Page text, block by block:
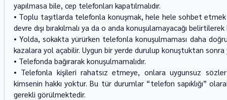
yapılmasa bile, cep telefonları kapatılmalıdır.
• Toplu taşıtlarda telefonla konuşmak, hele hele sohbet
devre dışı bırakılmalı ya da o anda konuşulamayacağı belirtilerek
• Yolda, sokakta yürürken telefonla konuşulmaması daha
kazalara yol açabilir. Uygun bir yerde durulup konuştuktan
• Telefonda bağırarak konuşulmamalıdır.
• Telefonla kişileri rahatsız etmeye, onlara uygunsuz
kimsenin hakkı yoktur. Bu tür durumlar “telefon sapıklığı”
gerekli görülmektedir.